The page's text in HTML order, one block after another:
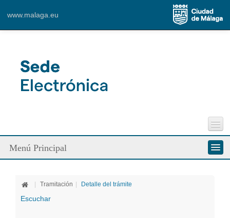
www.malaga.eu
Perfil del Contratante
Incidencias Vía Pública
Menú Principal
Ciudadanos
Tramitación Detalle del trámite
Escuchar